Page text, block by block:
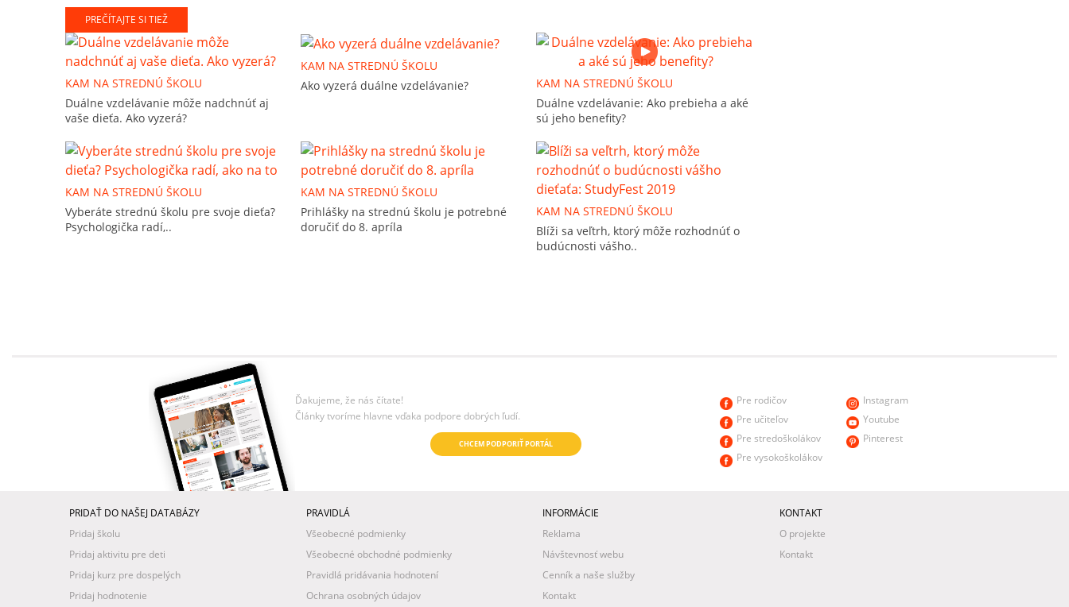
PREČÍTAJTE SI TIEŽ
KAM NA STREDNÚ ŠKOLU
Duálne vzdelávanie môže nadchnúť aj
vaše dieťa. Ako vyzerá?
KAM NA STREDNÚ ŠKOLU
Ako vyzerá duálne vzdelávanie?
KAM NA STREDNÚ ŠKOLU
Duálne vzdelávanie: Ako prebieha a aké
sú jeho benefity?
KAM NA STREDNÚ ŠKOLU
Vyberáte strednú školu pre svoje dieťa?
Psychologička radí,..
KAM NA STREDNÚ ŠKOLU
Prihlášky na strednú školu je potrebné
doručiť do 8. apríla
KAM NA STREDNÚ ŠKOLU
Blíži sa veľtrh, ktorý môže rozhodnúť o
budúcnosti vášho..
Ďakujeme, že nás čítate!
Články tvoríme hlavne vďaka podpore dobrých ľudí.
CHCEM PODPORIŤ PORTÁL
Pre rodičov
Pre učiteľov
Pre stredoškolákov
Pre vysokoškolákov
Instagram
Youtube
Pinterest
PRIDAŤ DO NAŠEJ DATABÁZY
Pridaj školu
Pridaj aktivitu pre deti
Pridaj kurz pre dospelých
Pridaj hodnotenie
PRAVIDLÁ
Všeobecné podmienky
Všeobecné obchodné podmienky
Pravidlá pridávania hodnotení
Ochrana osobných údajov
INFORMÁCIE
Reklama
Návštevnosť webu
Cenník a naše služby
Kontakt
KONTAKT
O projekte
Kontakt